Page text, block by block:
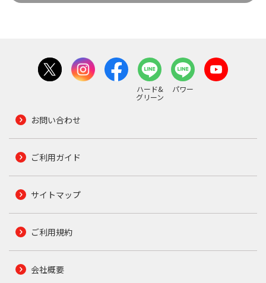
ハード&
グリーン
パワー
お問い合わせ
ご利用ガイド
サイトマップ
ご利用規約
会社概要